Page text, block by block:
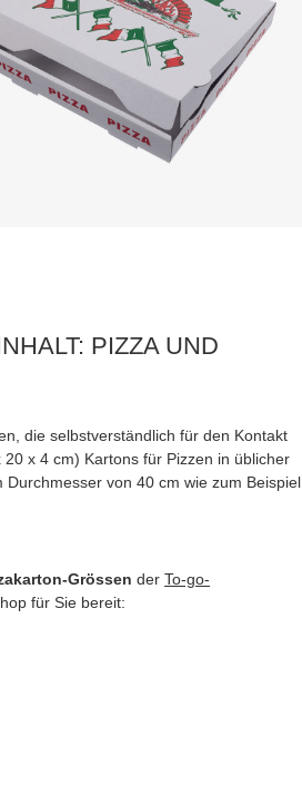
PIZZA UND
die selbstverständlich für den Kontakt
x 4 cm) Kartons für Pizzen in üblicher
von 40 cm wie zum Beispiel
Grössen der To-go-
für Sie bereit: